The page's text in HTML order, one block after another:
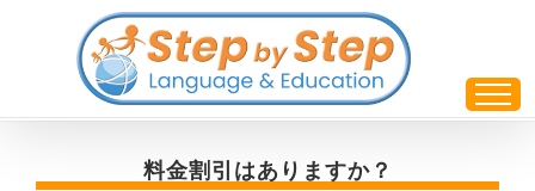
料金割引はありますか？